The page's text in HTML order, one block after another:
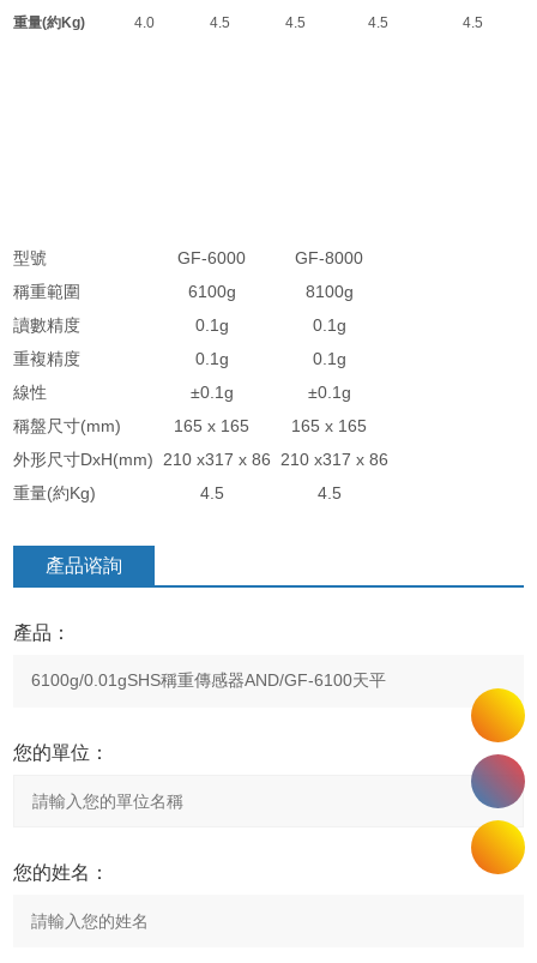
重量(約Kg) 4.0 4.5 4.5 4.5 4.5
型號 GF-6000
GF-8000
稱重範圍
6100g
8100g
讀數精度
0.1g
0.1g
重複精度
0.1g
0.1g
線性
±0.1g
±0.1g
稱盤尺寸(mm)
165 x 165
165 x 165
外形尺寸DxH(mm) 210 x317 x 86 210 x317 x 86
重量(約Kg)
4.5 4.5
產品谘詢
產品：
您的單位：
您的姓名：